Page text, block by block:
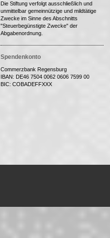
Die Stiftung verfolgt ausschließlich und
unmittelbar gemeinnützige und mildtätige
Zwecke im Sinne des Abschnitts
"Steuerbegünstigte Zwecke" der
Abgabenordnung.
Spendenkonto
Commerzbank Regensburg
IBAN: DE46 7504 0062 0606 7599 00
BIC: COBADEFFXXX